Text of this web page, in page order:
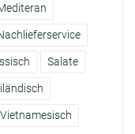
Salate
Vietnamesisch